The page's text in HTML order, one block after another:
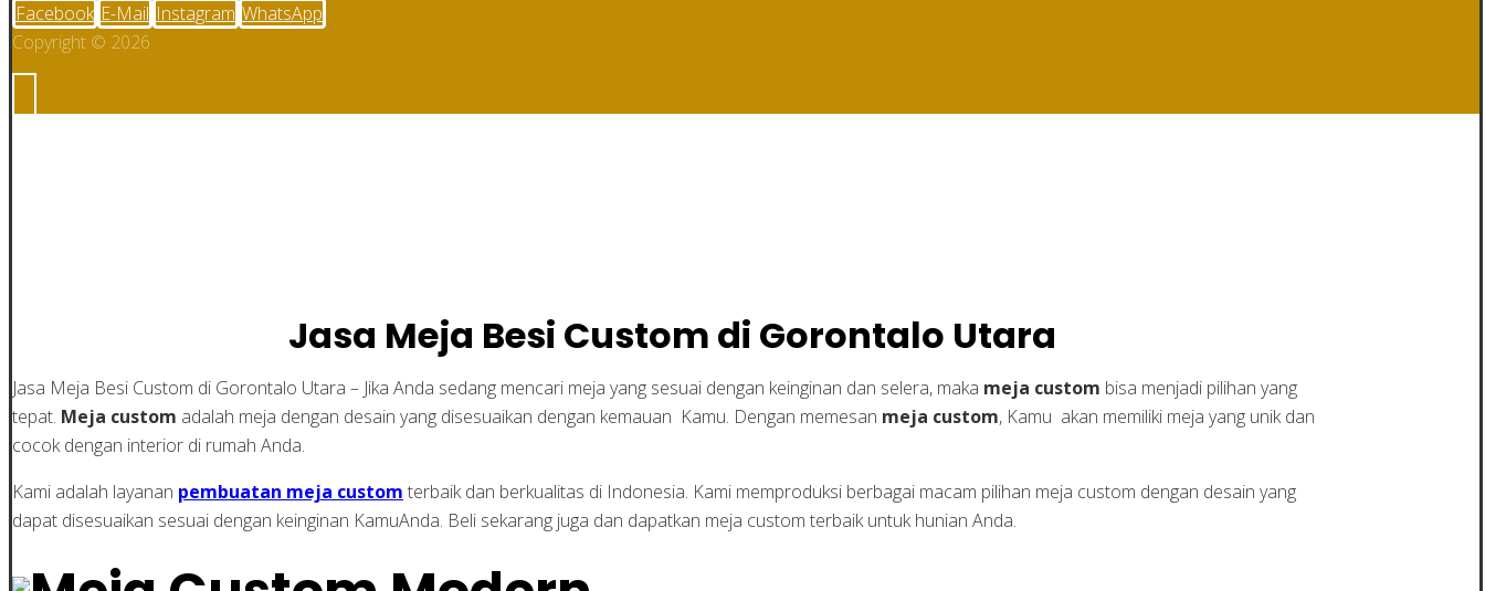
Facebook E-Mail Instagram WhatsApp
Copyright © 2026
Jasa Meja Besi Custom di Gorontalo Utara
Jasa Meja Besi Custom di Gorontalo Utara – Jika Anda sedang mencari meja yang sesuai dengan keinginan dan selera, maka meja custom bisa menjadi pilihan yang
tepat. Meja custom adalah meja dengan desain yang disesuaikan dengan kemauan Kamu. Dengan memesan meja custom, Kamu akan memiliki meja yang unik dan
cocok dengan interior di rumah Anda.
Kami adalah layanan pembuatan meja custom terbaik dan berkualitas di Indonesia. Kami memproduksi berbagai macam pilihan meja custom dengan desain yang
dapat disesuaikan sesuai dengan keinginan KamuAnda. Beli sekarang juga dan dapatkan meja custom terbaik untuk hunian Anda.